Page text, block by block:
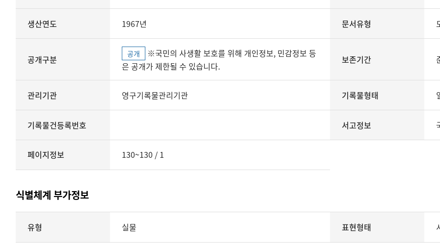
생산연도 1967년 문서유형
공개구분 공개
은 공개가 제한될 수 있습니다.
보존기간
관리기관 영구기록물관리기관 기록물형태
기록물건등록번호 서고정보
페이지정보 130~130 / 1
식별체계 부가정보
부가정보의
유형
유형 실물 표현형태